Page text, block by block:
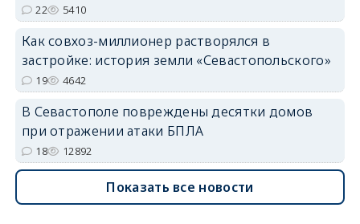
22 5410
Как совхоз-миллионер растворялся в
застройке: история земли «Севастопольского»
19 4642
В Севастополе повреждены десятки домов
при отражении атаки БПЛА
18 12892
Показать все новости